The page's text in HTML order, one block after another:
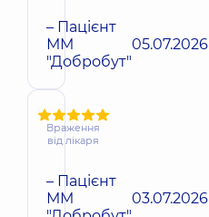
– Пацієнт
ММ
"Добробут"
05.07.2026
Враження
від лікаря
– Пацієнт
ММ
03.07.2026